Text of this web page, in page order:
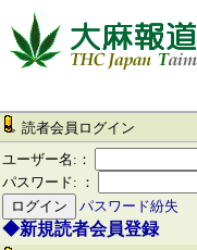
読者会員ログイン
ユーザー名:：
パスワード: ：
パスワード紛失
◆新規読者会員登録